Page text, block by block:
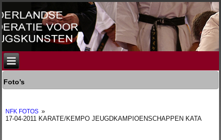
Foto’s
NFK FOTOS »
17-04-2011 KARATE/KEMPO JEUGDKAMPIOENSCHAPPEN KATA